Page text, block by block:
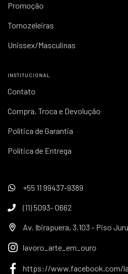
Promoção
Tornozeleiras
Unissex/Masculinas
INSTITUCIONAL
Contato
Compra, Troca e Devolução
Política de Garantia
Política de Entrega
+55 11 99437-9389
(11) 5093- 0662
Av. Ibirapuera, 3.103 - Piso
lavoro_arte_em_ouro
https://www.facebook.com/